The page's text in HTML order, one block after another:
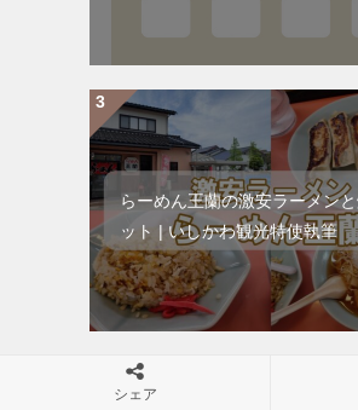
らーめん王蘭の激安ラーメン
ット | いしかわ観光特使執筆
シェア